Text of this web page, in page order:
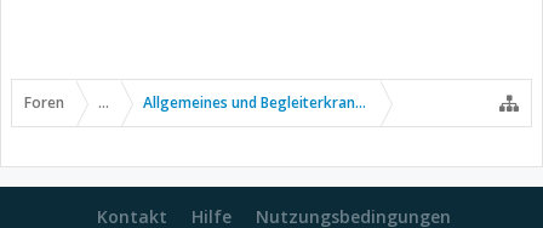
Foren ... Allgemeines und Begleiterkrankungen
Kontakt Hilfe Nutzungsbedingungen